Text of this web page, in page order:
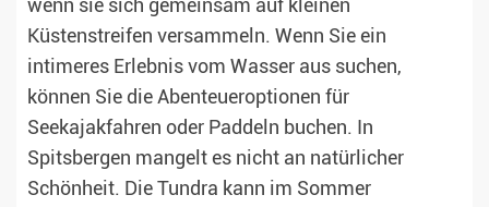
wenn sie sich gemeinsam auf kleinen
Küstenstreifen versammeln. Wenn Sie ein
intimeres Erlebnis vom Wasser aus suchen,
können Sie die Abenteueroptionen für
Seekajakfahren oder Paddeln buchen. In
Spitsbergen mangelt es nicht an natürlicher
Schönheit. Die Tundra kann im Sommer